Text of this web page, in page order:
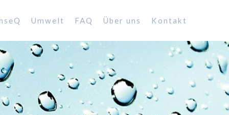
Umwelt FAQ Über uns Kontakt